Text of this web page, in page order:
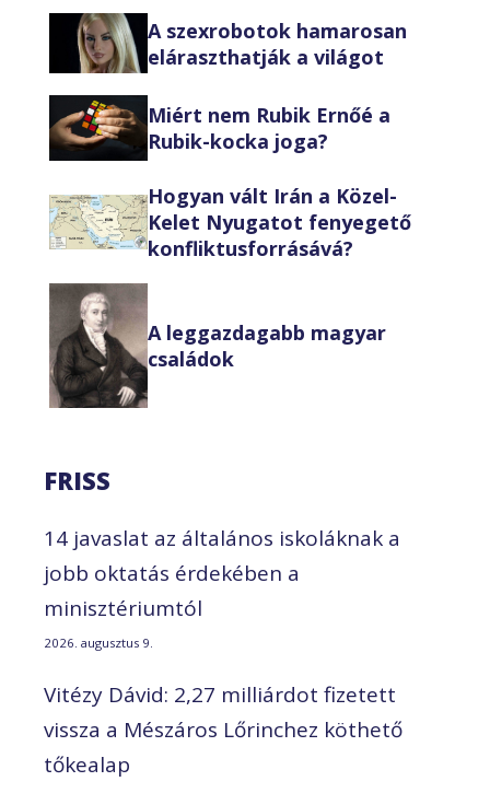
A szexrobotok hamarosan
eláraszthatják a világot
Miért nem Rubik Ernőé a
Rubik-kocka joga?
Hogyan vált Irán a Közel-
Kelet Nyugatot fenyegető
konfliktusforrásává?
A leggazdagabb magyar
családok
FRISS
14 javaslat az általános iskoláknak a
jobb oktatás érdekében a
minisztériumtól
2026. augusztus 9.
Vitézy Dávid: 2,27 milliárdot fizetett
vissza a Mészáros Lőrinchez köthető
tőkealap